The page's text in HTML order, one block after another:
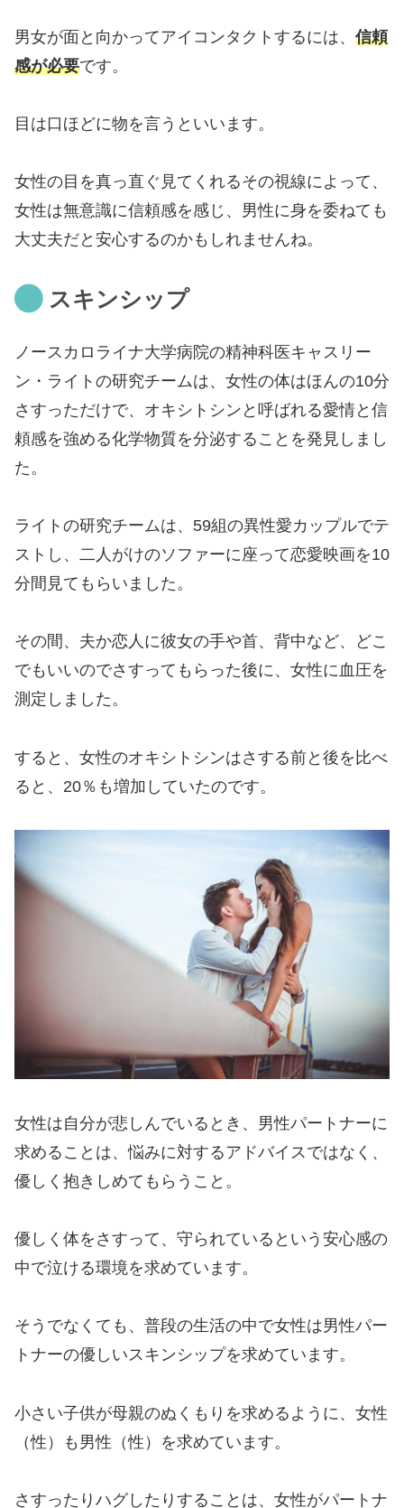
男女が面と向かってアイコンタクトするには、 信頼
感が必要です。
目は口ほどに物を言うといいます。
女性の目を真っ直ぐ見てくれるその視線によって、
女性は無意識に信頼感を感じ、男性に身を委ねても
大丈夫だと安心するのかもしれませんね。
スキンシップ
ノースカロライナ大学病院の精神科医キャスリー
ン・ライトの研究チームは、女性の体はほんの10分
さすっただけで、オキシトシンと呼ばれる愛情と信
頼感を強める化学物質を分泌することを発見しまし
た。
ライトの研究チームは、59組の異性愛カップルでテ
ストし、二人がけのソファーに座って恋愛映画を10
分間見てもらいました。
その間、夫か恋人に彼女の手や首、背中など、どこ
でもいいのでさすってもらった後に、女性に血圧を
測定しました。
すると、女性のオキシトシンはさする前と後を比べ
ると、20％も増加していたのです。
女性は自分が悲しんでいるとき、男性パートナーに
求めることは、悩みに対するアドバイスではなく、
優しく抱きしめてもらうこと。
優しく体をさすって、守られているという安心感の
中で泣ける環境を求めています。
そうでなくても、普段の生活の中で女性は男性パー
トナーの優しいスキンシップを求めています。
小さい子供が母親のぬくもりを求めるように、女性
（性）も男性（性）を求めています。
さすったりハグしたりすることは、女性がパートナ